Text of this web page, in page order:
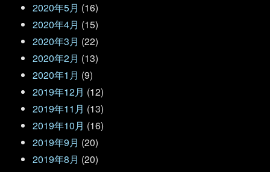
2020年5月 (16)
2020年4月 (15)
2020年3月 (22)
2020年2月 (13)
2020年1月 (9)
2019年12月 (12)
2019年11月 (13)
2019年10月 (16)
2019年9月 (20)
2019年8月 (20)